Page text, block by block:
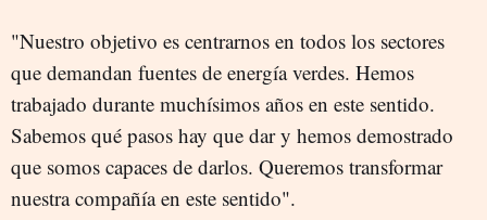
"Nuestro objetivo es centrarnos en todos los sectores
que demandan fuentes de energía verdes. Hemos
trabajado durante muchísimos años en este sentido.
Sabemos qué pasos hay que dar y hemos demostrado
que somos capaces de darlos. Queremos transformar
nuestra compañía en este sentido".